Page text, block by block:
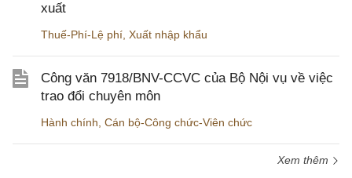
xuất
Thuế-Phí-Lệ phí Xuất nhập khẩu
Công văn 7918/BNV-CCVC của Bộ Nội vụ về việc
trao đổi chuyên môn
Hành chính Cán bộ-Công chức-Viên chức
Xem thêm